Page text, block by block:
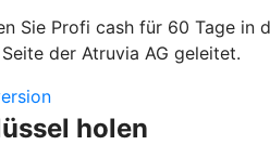
Sie Profi cash für 60 Tage
der Atruvia AG geleitet.
holen